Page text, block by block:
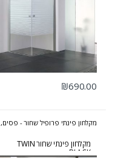
₪690.00
מקלחון פינתי פרופיל שחור - פסים,
שקוף, קוביות
מקלחון פינתי שחור TWIN
BLACK